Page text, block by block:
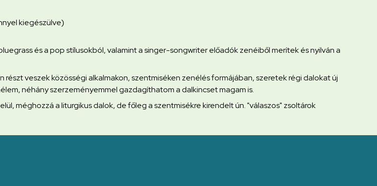
kiegészülve)
és a pop stílusokból, valamint a singer-songwriter előadók zenéiből merítek és nyilván a
veszek közösségi alkalmakon, szentmiséken zenélés formájában, szeretek régi dalokat új
néhány szerzeményemmel gazdagíthatom a dalkincset magam is.
méghozzá a liturgikus dalok, de főleg a szentmisékre kirendelt ún. "válaszos" zsoltárok